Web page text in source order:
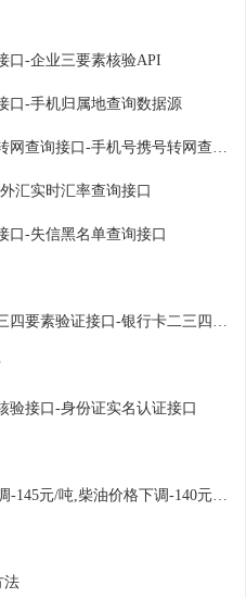
口-企业三要素核验API
口-手机归属地查询数据源
手机号携号转网查询-手机号携号转网查询接口-手机号携号转网查询API
汇实时汇率查询接口
口-失信黑名单查询接口
银行卡二三四要素验证-银行卡二三四要素验证接口-银行卡二三四要素
验接口-身份证实名认证接口
国内油价[2024-07-26]汽油价格下调-145元/吨,柴油价格下调-140元/吨,
法